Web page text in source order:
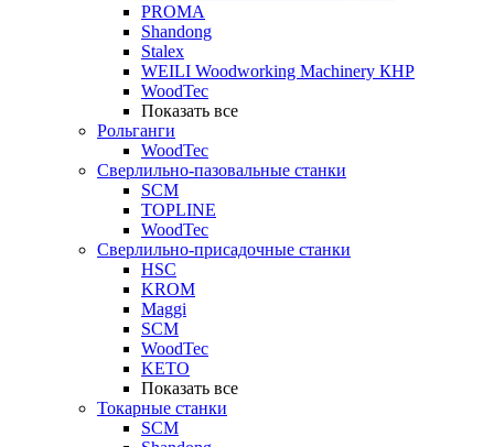
PROMA
Shandong
Stalex
WEILI Woodworking Machinery КНР
WoodTec
Показать все
Рольганги
WoodTec
Сверлильно-пазовальные станки
SCM
TOPLINE
WoodTec
Сверлильно-присадочные станки
HSC
KROM
Maggi
SCM
WoodTec
KETO
Показать все
Токарные станки
SCM